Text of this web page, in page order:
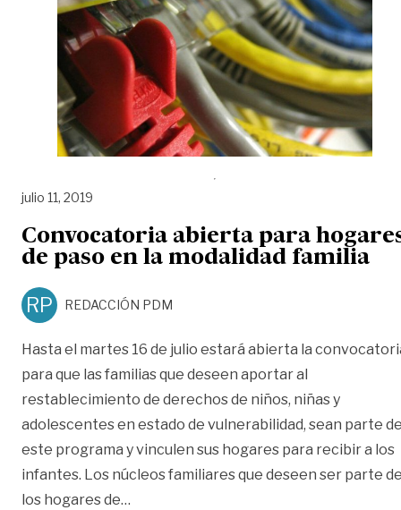
julio 11, 2019
Convocatoria abierta para
de paso en la modalidad familia
RP REDACCIÓN PDM
Hasta el martes 16 de julio estará abierta la
para que las familias que deseen aportar al
restablecimiento de derechos de niños, niñas y
adolescentes en estado de vulnerabilidad, sean parte
este programa y vinculen sus hogares para recibir a los
infantes. Los núcleos familiares que deseen ser parte
los hogares de…